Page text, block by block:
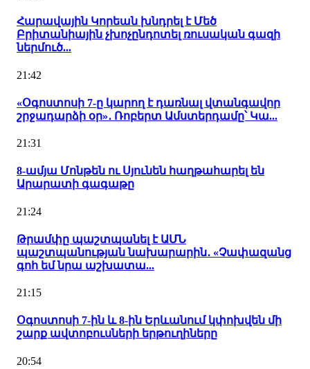
Հարավային Կորեան խնդրել է Մեծ
Բրիտանիային չխոչընդոտել ռուսական գազի
ներմուծ...
21:42
«Օգոստոսի 7-ը կարող է դառնալ վտանգավոր
շրջադարձի օր»․ Ռոբերտ Ամստերդամը՝ Կա...
21:31
8-ամյա Մոնթեն ու Սյունեն հաղթահարել են
Արարատի գագաթը
21:24
Թրամփը պաշտպանել է ԱՄՆ
պաշտպանության նախարարին․ «Չափազանց
գոհ եմ նրա աշխատա...
21:15
Օգոստոսի 7-ին և 8-ին Երևանում կփոխվեն մի
շարք ավտոբուսների երթուղիները
20:54